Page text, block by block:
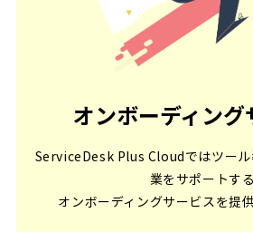
オンボーディング
ServiceDesk Plus Cloudではツー
業をサポートする
オンボーディングサービスを提